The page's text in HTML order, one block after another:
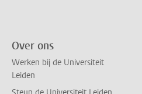
Over ons
Werken bij de Universiteit
Leiden